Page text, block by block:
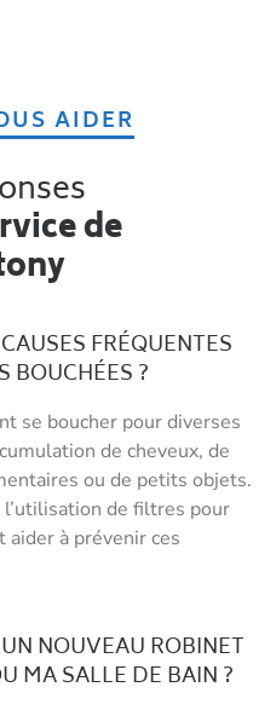
AIDER
de
FRÉQUENTES
BOUCHÉES ?
se boucher pour diverses
de cheveux, de
ou de petits objets.
de filtres pour
aider à prévenir ces
NOUVEAU ROBINET
MA SALLE DE BAIN ?